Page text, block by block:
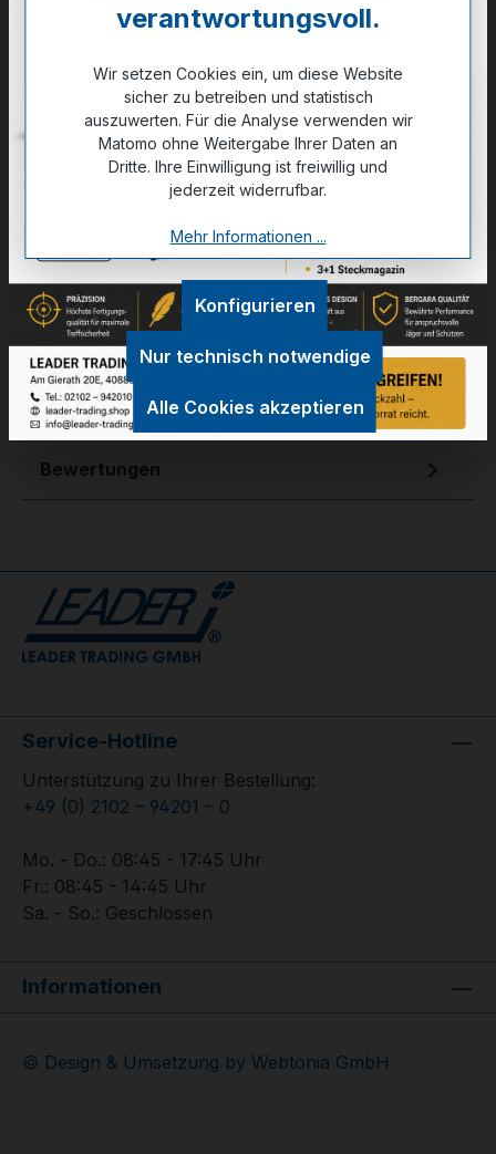
auswählen
auswählen
S M L XL
Zum Merkzettel hinzufügen
Technische Daten
GPSR Information
Bewertungen
Service-Hotline
Unterstützung zu Ihrer Bestellung:
+49 (0) 2102 – 94201 – 0
Mo. - Do.: 08:45 - 17:45 Uhr
Fr.: 08:45 - 14:45 Uhr
Sa. - So.: Geschlossen
Informationen
© Design & Umsetzung by Webtonia GmbH
verantwortungsvoll.
Wir setzen Cookies ein, um diese Website
sicher zu betreiben und statistisch
auszuwerten. Für die Analyse verwenden wir
Matomo ohne Weitergabe Ihrer Daten an
Dritte. Ihre Einwilligung ist freiwillig und
jederzeit widerrufbar.
Mehr Informationen ...
Nur technisch notwendige
Konfigurieren
Alle Cookies akzeptieren